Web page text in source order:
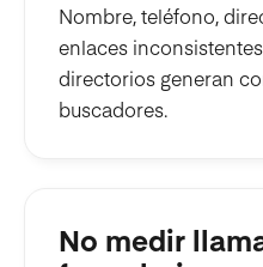
Nombre, teléfono,
enlaces
directorios generan
buscadores.
No medir